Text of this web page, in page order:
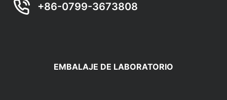
+86-0799-3673808
EMBALAJE DE LABORATORIO